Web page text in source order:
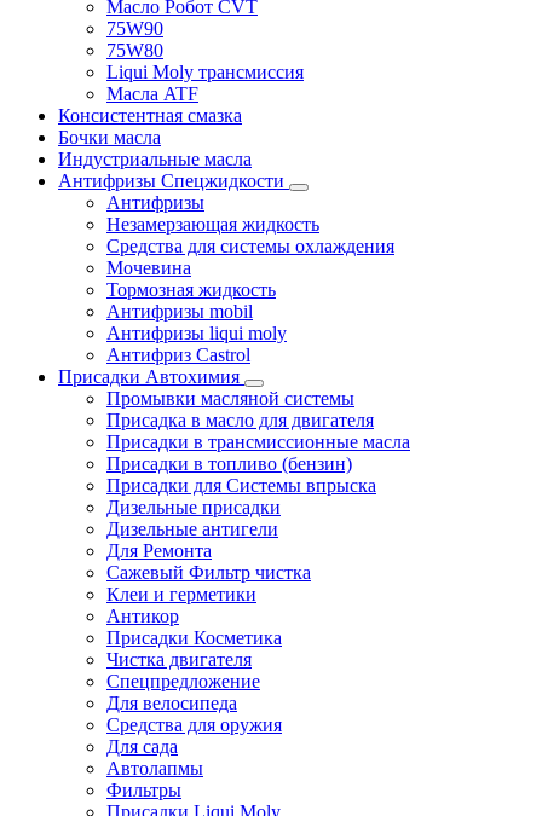
Масло Робот CVT
75W90
75W80
Liqui Moly трансмиссия
Масла ATF
Консистентная смазка
Бочки масла
Индустриальные масла
Антифризы Спецжидкости
Антифризы
Незамерзающая жидкость
Средства для системы охлаждения
Мочевина
Тормозная жидкость
Антифризы mobil
Антифризы liqui moly
Антифриз Castrol
Присадки Автохимия
Промывки масляной системы
Присадка в масло для двигателя
Присадки в трансмиссионные масла
Присадки в топливо (бензин)
Присадки для Системы впрыска
Дизельные присадки
Дизельные антигели
Для Ремонта
Сажевый Фильтр чистка
Клеи и герметики
Антикор
Присадки Косметика
Чистка двигателя
Спецпредложение
Для велосипеда
Средства для оружия
Для сада
Автолапмы
Фильтры
Присадки Liqui Moly